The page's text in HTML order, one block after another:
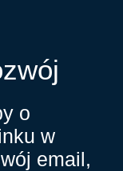
o
w
email,